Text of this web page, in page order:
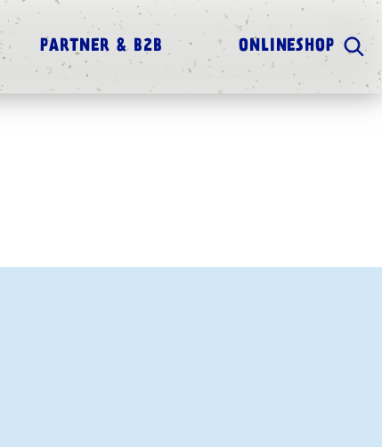
PARTNER & B2B ONLINESHOP